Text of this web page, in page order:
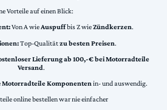
Vorteile auf einen Blick:
Von A wieAuspuffbis Z wieZündkerzen.
Top-Qualitätzu besten Preisen.
Lieferung ab 100,-€ bei Motorradteile
Versand.
Motorradteile Komponentenin- und auswendig.
online bestellen war nie einfacher